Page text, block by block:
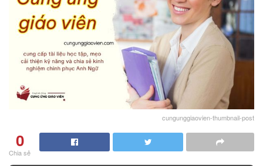
cungunggiaovien-thumbnail-post
0
Chia sẻ